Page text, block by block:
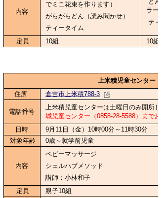
内容
でミニ花束を作ります）
がらがらどん（読み聞かせ）
ティータイム
ラー
ティ
定員 10組 10組
上米積児童センター
住所
倉吉市上米積788-3
電話番号
上米積児童センターは土曜日のみ開所し
城児童センター（0858-28-5588）までお
日時
9月11日（金）10時00分～11時30分
対象年齢
0歳～就学前児童
内容
ベビーマッサージ
シェルハブメソッド
講師：小林和子
定員
親子10組